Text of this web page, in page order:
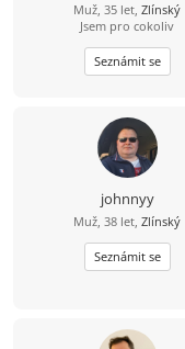
Muž, 35 let, Zlínský
Jsem pro cokoliv
Seznámit se
johnnyy
Muž, 38 let, Zlínský
Seznámit se